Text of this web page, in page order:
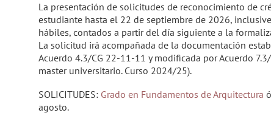
La presentación de solicitudes de reconocimiento de
estudiante hasta el 22 de septiembre de 2026,
hábiles, contados a partir del día siguiente a la
La solicitud irá acompañada de la documentación
Acuerdo 4.3/CG 22-11-11 y modificada por Acuerdo
master universitario. Curso 2024/25).
SOLICITUDES: Grado en Fundamentos de Arquitectura ó
agosto.